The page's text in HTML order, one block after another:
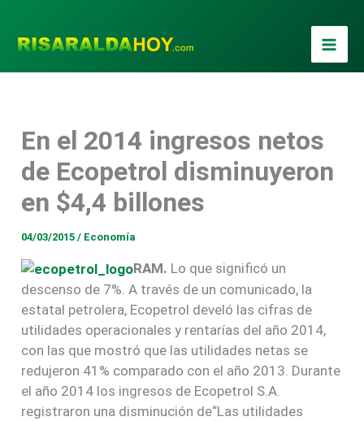
contenido
En el 2014 ingresos netos
de Ecopetrol disminuyeron
en $4,4 billones
04/03/2015/ Economía
RAM. Lo que significó un
descenso de 7%. A través de un comunicado, la
estatal petrolera, Ecopetrol develó las cifras de
utilidades operacionales y rentarías del año 2014,
con las que mostró que las utilidades netas se
redujeron 41% comparado con el año 2013. Durante
el año 2014 los ingresos de Ecopetrol S.A.
registraron una disminución de“Las utilidades